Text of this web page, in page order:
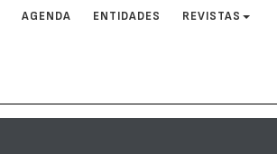
AGENDA ENTIDADES REVISTAS